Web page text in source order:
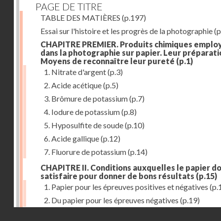
PAGE DE TITRE
TABLE DES MATIÈRES (p.197)
Essai sur l'histoire et les progrès de la photographie
CHAPITRE PREMIER. Produits chimiques
dans la photographie sur papier. Leur
Moyens de reconnaître leur pureté (p.1)
1. Nitrate d'argent(p.3)
2. Acide acétique(p.5)
3. Brômure de potassium(p.7)
4. Iodure de potassium(p.8)
5. Hyposulfite de soude(p.10)
6. Acide gallique(p.12)
7. Fluorure de potassium(p.14)
CHAPITRE II. Conditions auxquelles le papier
satisfaire pour donner de bons résultats (p.15)
1. Papier pour les épreuves positives et négatives
2. Du papier pour les épreuves négatives (p.19)